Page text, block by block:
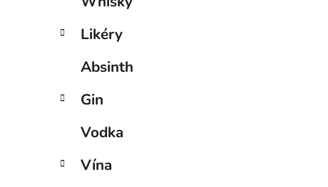
Likéry
Absinth
Gin
Vodka
Vína